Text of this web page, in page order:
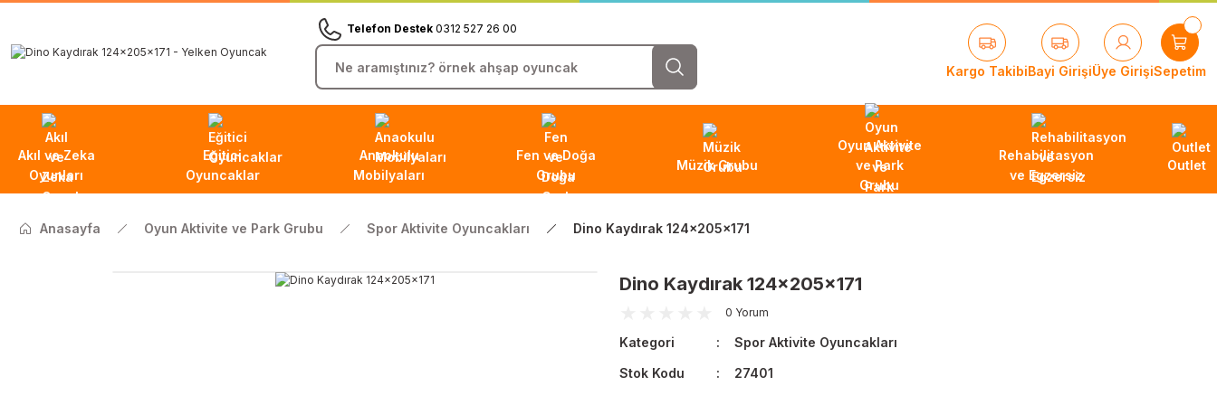
Telefon Destek 0312 527 26 00
Kargo TakibiBayi GirişiÜye GirişiSepetim
Akıl ve Zeka
Oyunları
Eğitici
Oyuncaklar
Anaokulu
Mobilyaları
Fen ve Doğa
Grubu
Müzik Grubu
Oyun Aktivite
ve Park
Grubu
Rehabilitasyon
ve Egzersiz
Outlet
Anasayfa Oyun Aktivite ve Park Grubu Spor Aktivite Oyuncakları Dino Kaydırak 124x205x171
Dino Kaydırak 124x205x171
0 Yorum
Kategori
Spor Aktivite Oyuncakları
Stok Kodu
27401